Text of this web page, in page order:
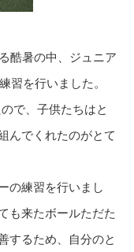
酷暑の中、ジュニア
習を行いました。
で、子供たちはと
んでくれたのがとて
の練習を行いまし
も来たボールただた
するため、自分のと